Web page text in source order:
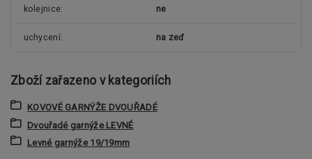
kolejnice ne
uchycení na zeď
Zboží zařazeno v kategoriích
KOVOVÉ GARNÝŽE DVOUŘADÉ
Dvouřadé garnýže LEVNÉ
Levné garnýže 19/19mm